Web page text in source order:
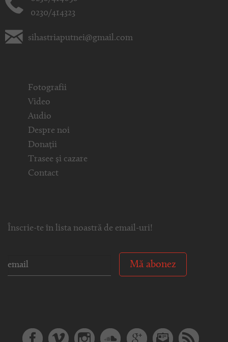
0230/414323
sihastriaputnei@gmail.com
Fotografii
Video
Audio
Despre noi
Donații
Trasee și cazare
Contact
Înscrie-te în lista noastră de email-uri!
Mă abonez